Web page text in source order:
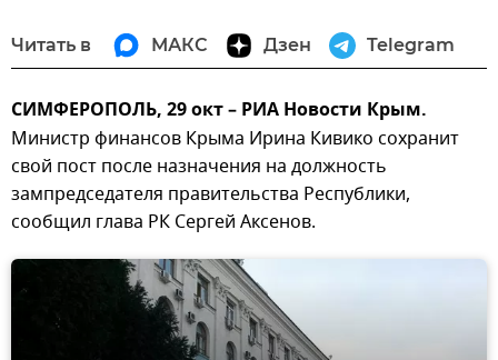
Читать в МАКС Дзен Telegram
СИМФЕРОПОЛЬ, 29 окт – РИА Новости Крым.
Министр финансов Крыма Ирина Кивико сохранит
свой пост после назначения на должность
зампредседателя правительства Республики,
сообщил глава РК Сергей Аксенов.